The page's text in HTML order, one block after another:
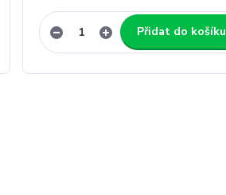
Přidat do košíku